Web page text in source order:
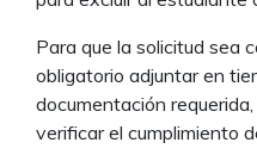
Para que la solicitud sea
obligatorio adjuntar en
documentación
verificar el cumplimiento